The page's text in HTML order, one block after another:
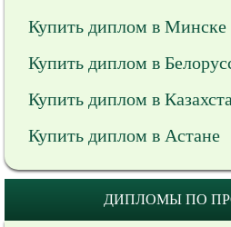
Купить диплом в Минске
Купить диплом в
Купить диплом в
Купить диплом в Астане
ДИПЛОМЫ ПО